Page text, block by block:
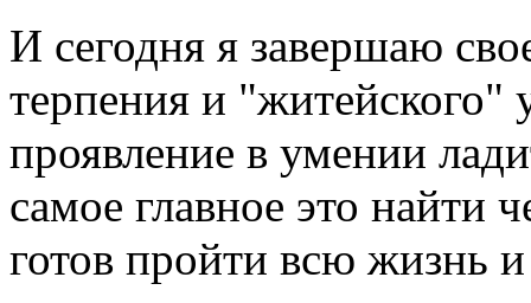
И сегодня я завершаю
терпения и "житейского"
проявление в умении
самое главное это найти
готов пройти всю жизнь